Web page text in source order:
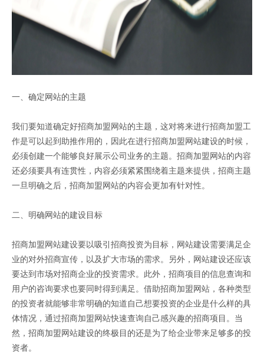
一、确定网站的主题
我们要知道确定好招商加盟网站的主题，这对将来进行招商加盟工
作是可以起到助推作用的，因此在进行招商加盟网站建设的时候，
必须创建一个能够良好展示公司业务的主题。招商加盟网站的内容
还必须要具有连贯性，内容必须紧紧围绕着主题来提供，招商主题
一旦明确之后，招商加盟网站的内容会更加有针对性。
二、明确网站的建设目标
招商加盟网站建设要以吸引招商投资为目标，网站建设需要满足企
业的对外招商宣传，以及扩大市场的需求。另外，网站建设还应该
要达到市场对招商企业的投资需求。此外，招商项目的信息查询和
用户的咨询要求也要同时得到满足。借助招商加盟网站，各种类型
的投资者就能够非常明确的知道自己想要投资的企业是什么样的具
体情况，通过招商加盟网站快速查询自己感兴趣的招商项目。当
然，招商加盟网站建设的终极目的还是为了给企业带来足够多的投
资者。